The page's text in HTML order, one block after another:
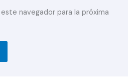
navegador para la próxima